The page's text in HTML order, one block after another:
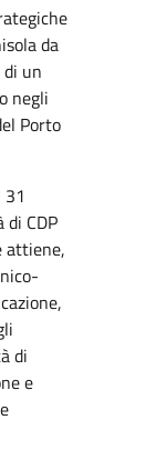
da
un
negli
Porto
CDP
attiene,
di
e